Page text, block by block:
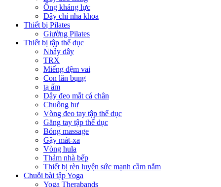
Ống kháng lực
Dây chỉ nha khoa
Thiết bị Pilates
Giường Pilates
Thiết bị tập thể dục
Nhảy dây
TRX
Miếng đệm vai
Con lăn bụng
tạ ấm
Dây đeo mắt cá chân
Chuông hư
Vòng đeo tay tập thể dục
Găng tay tập thể dục
Bóng massage
Gậy mát-xa
Vòng hula
Thảm nhà bếp
Thiết bị rèn luyện sức mạnh cầm nắm
Chuỗi bài tập Yoga
Yoga Therabands